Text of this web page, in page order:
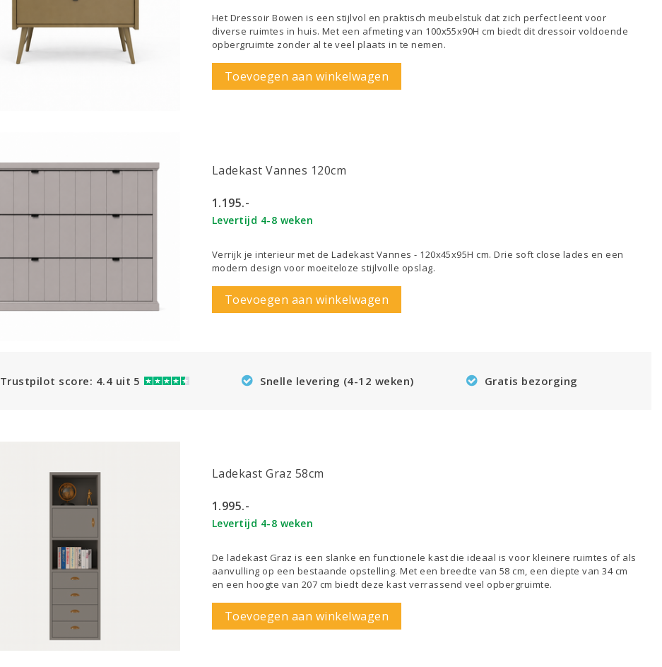
Het Dressoir Bowen is een stijlvol en praktisch meubelstuk dat zich perfect leent voor
diverse ruimtes in huis. Met een afmeting van 100x55x90H cm biedt dit dressoir voldoende
opbergruimte zonder al te veel plaats in te nemen.
Toevoegen aan winkelwagen
Ladekast Vannes 120cm
1.195.-
Levertijd 4-8 weken
Verrijk je interieur met de Ladekast Vannes - 120x45x95H cm. Drie soft close lades en een
modern design voor moeiteloze stijlvolle opslag.
Toevoegen aan winkelwagen
Trustpilot score: 4.4 uit 5 Snelle levering (4-12 weken) Gratis bezorging
Ladekast Graz 58cm
1.995.-
Levertijd 4-8 weken
De ladekast Graz is een slanke en functionele kast die ideaal is voor kleinere ruimtes of als
aanvulling op een bestaande opstelling. Met een breedte van 58 cm, een diepte van 34 cm
en een hoogte van 207 cm biedt deze kast verrassend veel opbergruimte.
Toevoegen aan winkelwagen